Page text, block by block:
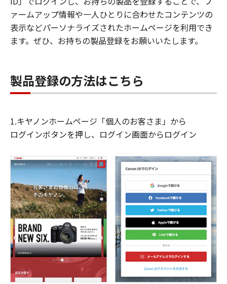
ァームアップ情報や一人ひとりに合わせたコンテンツの
表示などパーソナライズされたホームページを利用でき
ます。ぜひ、お持ちの製品登録をお願いいたします。
製品登録の方法はこちら
1.キヤノンホームページ「個人のお客さま」から
ログインボタンを押し、ログイン画面からログイン